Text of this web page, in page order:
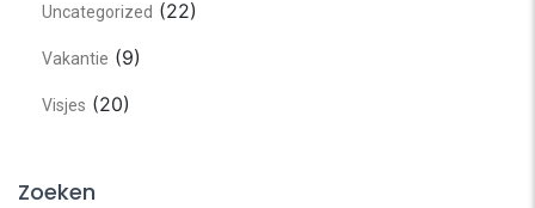
Uncategorized (22)
Vakantie (9)
Visjes (20)
Zoeken